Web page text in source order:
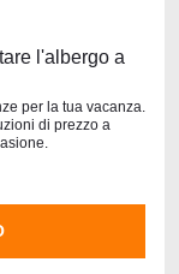
l'albergo a
per la tua vacanza.
di prezzo a